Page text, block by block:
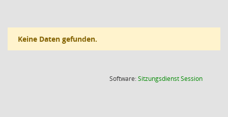
Keine Daten gefunden.
Software:SitzungsdienstSession(Wird in